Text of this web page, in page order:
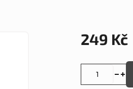
249 Kč